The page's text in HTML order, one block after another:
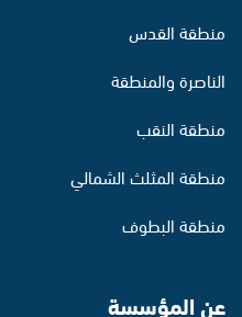
منطقة القدس
الناصرة والمنطقة
منطقة النقب
منطقة المثلث الشمالي
منطقة البطوف
عن المؤسسة